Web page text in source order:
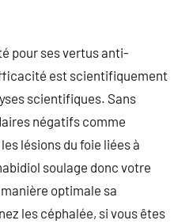
pour ses vertus anti-
est scientifiquement
scientifiques. Sans
négatifs comme
lésions du foie liées à
soulage donc votre
optimale sa
les céphalée, si vous êtes